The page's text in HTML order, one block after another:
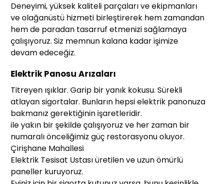
Deneyimi, yüksek kaliteli parçaları ve ekipmanları
ve olağanüstü hizmeti birleştirerek hem zamandan
hem de paradan tasarruf etmenizi sağlamaya
çalışıyoruz. Siz memnun kalana kadar işimize
devam edeceğiz.
Elektrik Panosu Arızaları
Titreyen ışıklar. Garip bir yanık kokusu. Sürekli
atlayan sigortalar. Bunların hepsi elektrik panonuza
bakmanız gerektiğinin işaretleridir.
ile yakın bir şekilde çalışıyoruz ve her zaman bir
numaralı önceliğimiz güç restorasyonu oluyor.
Çirişhane Mahallesi
Elektrik Tesisat Ustası üretilen ve uzun ömürlü
paneller kuruyoruz.